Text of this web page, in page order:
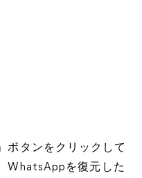
ボタンをクリックして
WhatsAppを復元した